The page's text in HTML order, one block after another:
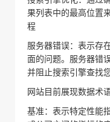
果列表中的最高位置
程
服务器错误：表示存
面的问题。服务器错
并阻止搜索引擎查找
网站目前展现数据术
基准：表示特定性能